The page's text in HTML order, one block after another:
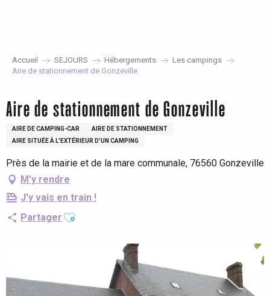
Accueil SEJOURS Hébergements
Les campings
Aire de stationnement de Gonzeville
Aire de stationnement de Gonzeville
AIRE DE CAMPING-CAR
AIRE DE STATIONNEMENT
AIRE SITUÉE À L'EXTÉRIEUR D'UN CAMPING
Près de la mairie et de la mare communale, 76560 Gonzeville
M'y rendre
J'y vais en train !
Partager Ajouter aux favoris